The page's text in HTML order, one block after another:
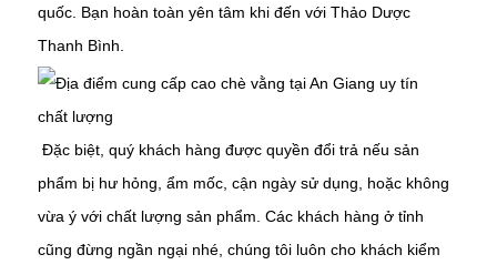
quốc. Bạn hoàn toàn yên tâm khi đến với Thảo Dược
Thanh Bình.
Đặc biệt, quý khách hàng được quyền đổi trả nếu sản
phẩm bị hư hỏng, ẩm mốc, cận ngày sử dụng, hoặc không
vừa ý với chất lượng sản phẩm. Các khách hàng ở tỉnh
cũng đừng ngần ngại nhé, chúng tôi luôn cho khách kiểm